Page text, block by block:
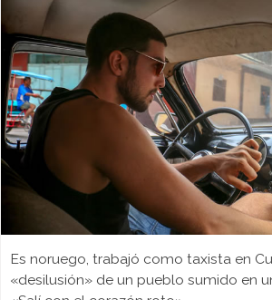
Es noruego, trabajó como taxista en
«desilusión» de un pueblo sumido en